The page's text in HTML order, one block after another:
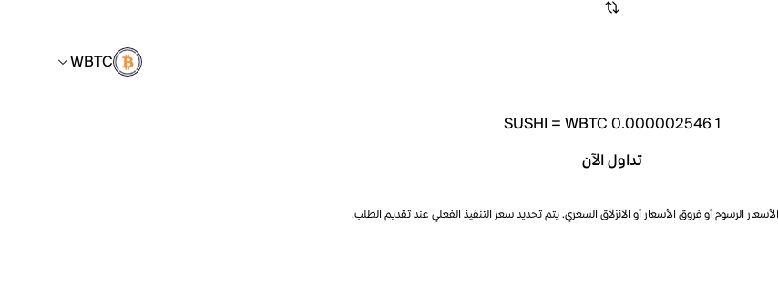
WBTC
1
SUSHI =WBTC 0.000002546
تداول الآن
الرسوم أو فروق الأسعار أو الانزلاق السعري. يتم تحديد سعر التنفيذ الفعلي عند تقديم الطلب.